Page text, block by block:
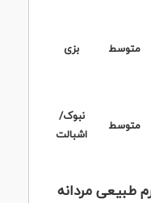
متوسط بزی
متوسط
نبوک/
اشبالت
طبیعی مردانه